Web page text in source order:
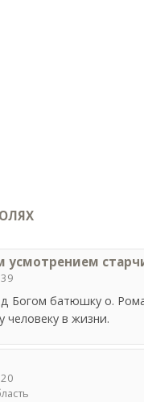
усмотрением
Богом батюшку о.
человеку в жизни.